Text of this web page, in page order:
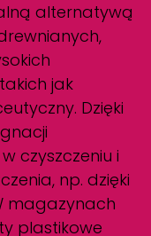
alternatywą
jak
Dzięki
czyszczeniu i
np. dzięki
magazynach
plastikowe